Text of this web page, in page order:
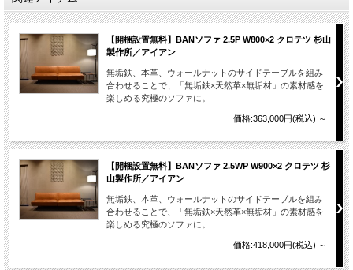
【開梱設置無料】BANソファ 2.5P W800×2 クロテツ 杉山
製作所／アイアン
無垢鉄、本革、ウォールナットのサイドテーブルを組み
合わせることで、「無垢鉄×天然革×無垢材」の素材感を
楽しめる究極のソファに。
価格:363,000円(税込) ～
【開梱設置無料】BANソファ 2.5WP W900×2 クロテツ 杉
山製作所／アイアン
無垢鉄、本革、ウォールナットのサイドテーブルを組み
合わせることで、「無垢鉄×天然革×無垢材」の素材感を
楽しめる究極のソファに。
価格:418,000円(税込) ～